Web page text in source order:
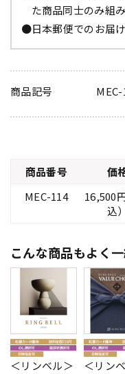
た商品同士のみ組
●日本郵便でのお届け
商品記号
商品番号 価
MEC-114
16,500
込）
こんな商品もよく
＜リンベル＞
＜リン